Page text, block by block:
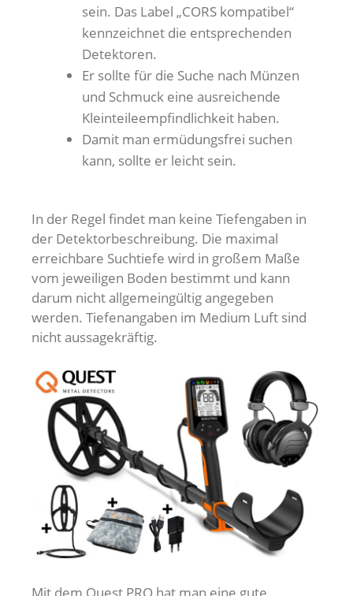
sein. Das Label „CORS kompatibel“
kennzeichnet die entsprechenden
Detektoren.
Er sollte für die Suche nach Münzen
und Schmuck eine ausreichende
Kleinteileempfindlichkeit haben.
Damit man ermüdungsfrei suchen
kann, sollte er leicht sein.
In der Regel findet man keine Tiefengaben in
der Detektorbeschreibung. Die maximal
erreichbare Suchtiefe wird in großem Maße
vom jeweiligen Boden bestimmt und kann
darum nicht allgemeingültig angegeben
werden. Tiefenangaben im Medium Luft sind
nicht aussagekräftig.